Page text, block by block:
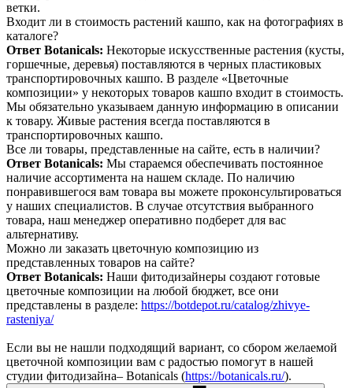
ветки.
Входит ли в стоимость растений кашпо, как на фотографиях в
каталоге?
Ответ Botanicals: Некоторые искусственные растения (кусты,
горшечные, деревья) поставляются в черных пластиковых
транспортировочных кашпо. В разделе «Цветочные
композиции» у некоторых товаров кашпо входит в стоимость.
Мы обязательно указываем данную информацию в описании
к товару. Живые растения всегда поставляются в
транспортировочных кашпо.
Все ли товары, представленные на сайте, есть в наличии?
Ответ Botanicals: Мы стараемся обеспечивать постоянное
наличие ассортимента на нашем складе. По наличию
понравившегося вам товара вы можете проконсультироваться
у наших специалистов. В случае отсутствия выбранного
товара, наш менеджер оперативно подберет для вас
альтернативу.
Можно ли заказать цветочную композицию из
представленных товаров на сайте?
Ответ Botanicals: Наши фитодизайнеры создают готовые
цветочные композиции на любой бюджет, все они
представлены в разделе: https://botdepot.ru/catalog/zhivye-
rasteniya/
Если вы не нашли подходящий вариант, со сбором желаемой
цветочной композиции вам с радостью помогут в нашей
студии фитодизайна– Botanicals (https://botanicals.ru/).